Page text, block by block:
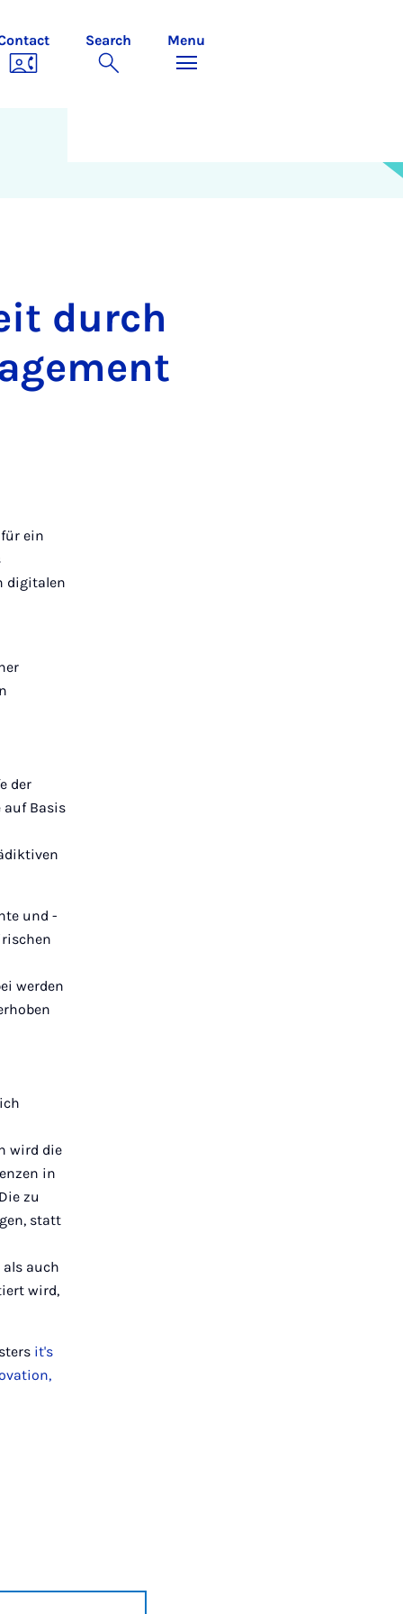
Search Menu
durch
ein
digitalen
der
auf Basis
und -
werden
wird die
in
zu
statt
auch
wird,
it's